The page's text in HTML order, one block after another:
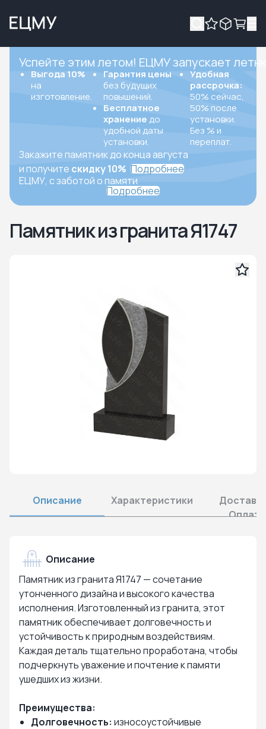
Успейте этим летом! ЕЦМУ запускает
Выгода 10%
на
изготовление.
Гарантия цены
без будущих
повышений.
Бесплатное
хранение до
удобной даты
установки.
Удобная
рассрочка:
50% сейчас,
50% после
установки.
Без % и
переплат.
Закажите памятник до конца августа
и получите скидку 10% Подробнее
ЕЦМУ, с заботой о памяти
Подробнее
Памятник из гранита Я1747
Описание Характеристики
Оплата
Описание
Памятник из гранита Я1747 — сочетание
утонченного дизайна и высокого качества
исполнения. Изготовленный из гранита, этот
памятник обеспечивает долговечность и
устойчивость к природным воздействиям.
Каждая деталь тщательно проработана, чтобы
подчеркнуть уважение и почтение к памяти
ушедших из жизни.
Преимущества:
Долговечность: износоустойчивые